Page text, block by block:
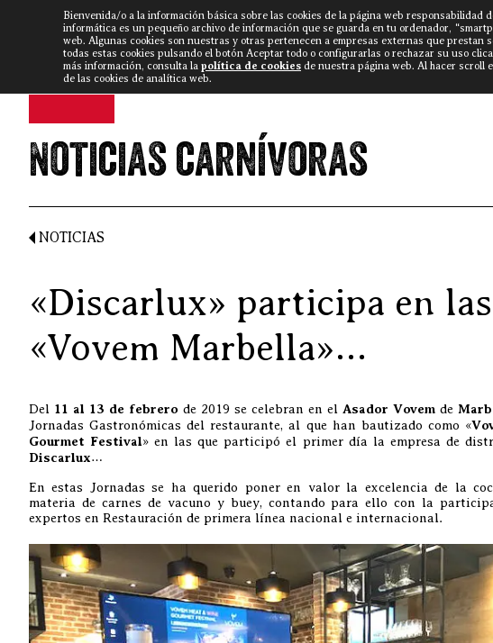
DISCARLUX▼ NOTICIAS VÍDEOS FISTERRA BOVINE WORLD▼
Noticias carnívoras
NOTICIAS
«Discarlux» participa en
«Vovem Marbella»…
Del 11 al 13 de febrero de 2019 se celebran en el Asador Vovem de
Jornadas Gastronómicas del restaurante, al que han bautizado como «
Gourmet Festival» en las que participó el primer día la empresa de
Discarlux…
En estas Jornadas se ha querido poner en valor la excelencia de la
materia de carnes de vacuno y buey, contando para ello con la
expertos en Restauración de primera línea nacional e internacional.
Bienvenida/o a la información básica sobre las cookies de la página web responsabilidad
informática es un pequeño archivo de información que se guarda en tu ordenador,
web. Algunas cookies son nuestras y otras pertenecen a empresas externas que prestan
todas estas cookies pulsando el botón Aceptar todo o configurarlas o rechazar su uso
más información, consulta la política de cookies de nuestra página web. Al hacer scroll
de las cookies de analítica web.